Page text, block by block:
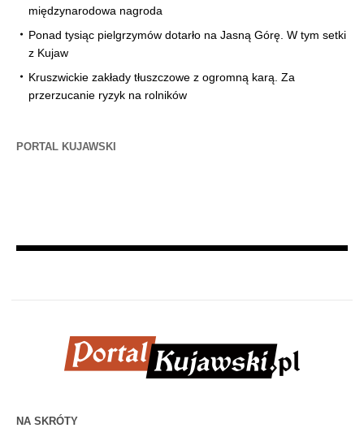
międzynarodowa nagroda
Ponad tysiąc pielgrzymów dotarło na Jasną Górę. W tym setki
z Kujaw
Kruszwickie zakłady tłuszczowe z ogromną karą. Za
przerzucanie ryzyk na rolników
PORTAL KUJAWSKI
NA SKRÓTY